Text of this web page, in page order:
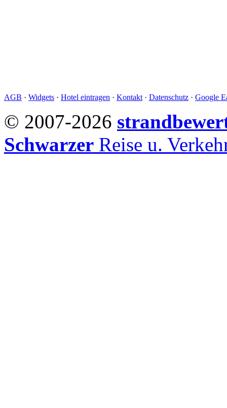
AGB · Widgets · Hotel eintragen · Kontakt · Datenschutz · Google
© 2007-2026
Schwarzer Reise u.